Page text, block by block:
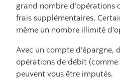
grand nombre d’opérations
frais supplémentaires.
même un nombre illimité
Avec un compte d’épargne,
opérations de débit (comme
peuvent vous être imputés.